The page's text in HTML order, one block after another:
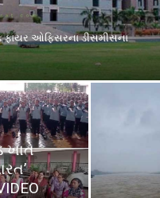
ફાયર ઓફિસરના ડીસમીસના
ખાતે